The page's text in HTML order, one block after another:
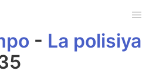
- La polisiya